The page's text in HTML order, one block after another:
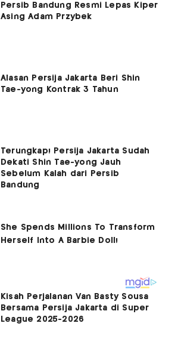
Persib Bandung Resmi Lepas Kiper
Asing Adam Przybek
Alasan Persija Jakarta Beri Shin
Tae-yong Kontrak 3 Tahun
Terungkap! Persija Jakarta Sudah
Dekati Shin Tae-yong Jauh
Sebelum Kalah dari Persib
Bandung
Kisah Perjalanan Van Basty Sousa
Bersama Persija Jakarta di Super
League 2025-2026